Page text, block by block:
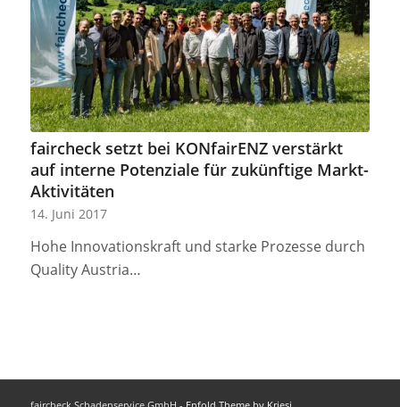
faircheck setzt bei KONfairENZ verstärkt
auf interne Potenziale für zukünftige Markt-
Aktivitäten
14. Juni 2017
Hohe Innovationskraft und starke Prozesse durch
Quality Austria…